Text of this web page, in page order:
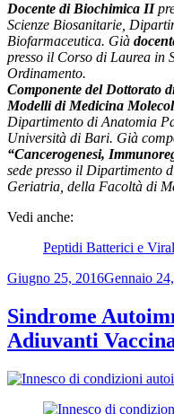
Docente di Biochimica II
Scienze Biosanitarie,
Biofarmaceutica. Già
presso il Corso di Laurea in
Ordinamento.
Componente del Dottorato
Modelli di Medicina
Dipartimento di Anatomia
Università di Bari. Già
“Cancerogenesi,
sede presso il Dipartimento
Geriatria, della Facoltà di
Vedi anche:
Peptidi Batterici e
Pubblicato
Giugno 25, 2016Gennaio
Sindrome
Adiuvanti